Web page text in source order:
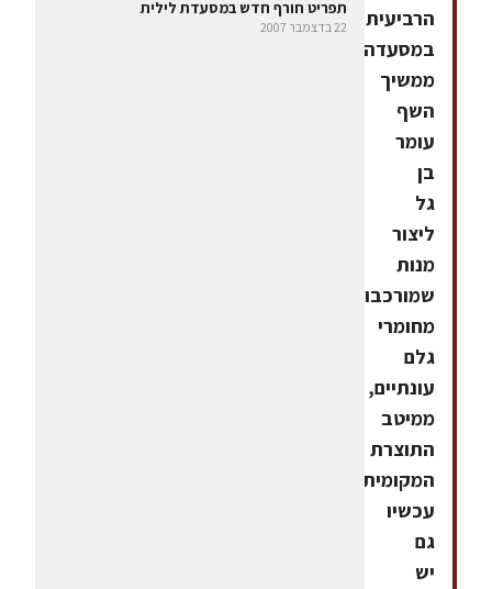
הרביעית
במסעדה,
ממשיך
השף
עומר
בן
גל
ליצור
מנות
שמורכבות
מחומרי
גלם
עונתיים,
ממיטב
התוצרת
המקומית.
עכשיו
גם
יש
תפריט חורף חדש במסעדת לילית
22 בדצמבר 2007